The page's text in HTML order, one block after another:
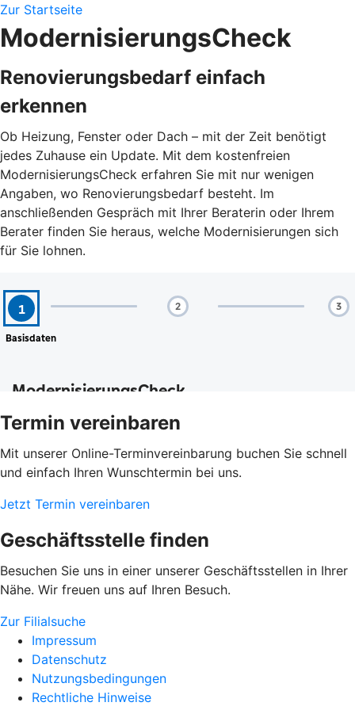
Zur Startseite
ModernisierungsCheck
Renovierungsbedarf einfach
erkennen
Ob Heizung, Fenster oder Dach – mit der Zeit benötigt
jedes Zuhause ein Update. Mit dem kostenfreien
ModernisierungsCheck erfahren Sie mit nur wenigen
Angaben, wo Renovierungsbedarf besteht. Im
anschließenden Gespräch mit Ihrer Beraterin oder Ihrem
Berater finden Sie heraus, welche Modernisierungen sich
für Sie lohnen.
Termin vereinbaren
Mit unserer Online-Terminvereinbarung buchen Sie schnell
und einfach Ihren Wunschtermin bei uns.
Jetzt Termin vereinbaren
Geschäftsstelle finden
Besuchen Sie uns in einer unserer Geschäftsstellen in Ihrer
Nähe. Wir freuen uns auf Ihren Besuch.
Zur Filialsuche
Impressum
Datenschutz
Nutzungsbedingungen
Rechtliche Hinweise